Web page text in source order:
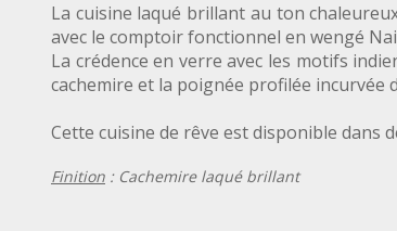
La cuisine laqué brillant au ton
avec le comptoir fonctionnel en wengé
La crédence en verre avec les motifs
cachemire et la poignée profilée incurvée
Cette cuisine de rêve est disponible dans
Finition : Cachemire laqué brillant